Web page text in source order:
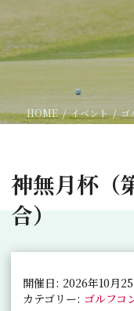
HOME イベント ゴ
神無月杯（
合）
開催日: 2026年10月
カテゴリー: ゴルフコ